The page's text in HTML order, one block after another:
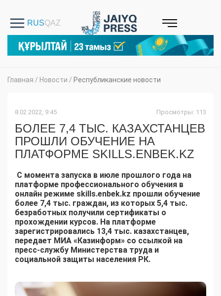
Главная / Новости / Республиканские новости
8.02.2022, 9:45 Просмотры: 113
БОЛЕЕ 7,4 ТЫС. КАЗАХСТАНЦЕВ
ПРОШЛИ ОБУЧЕНИЕ НА
ПЛАТФОРМЕ SKILLS.ENBEK.KZ
С момента запуска в июле прошлого года на
платформе профессионального обучения в
онлайн режиме skills.enbek.kz прошли обучение
более 7,4 тыс. граждан, из которых 5,4 тыс.
безработных получили сертификаты о
прохождении курсов. На платформе
зарегистрировались 13,4 тыс. казахстанцев,
передает МИА «Казинформ» со ссылкой на
пресс-службу Министерства труда и
социальной защиты населения РК.